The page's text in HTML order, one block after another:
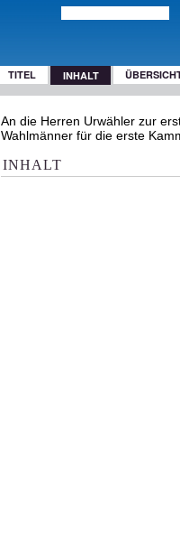
TITEL INHALT
An die Herren Urwähler zur
Wahlmänner für die erste
INHALT